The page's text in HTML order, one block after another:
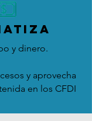
y dinero.
y aprovecha
en los CFDI